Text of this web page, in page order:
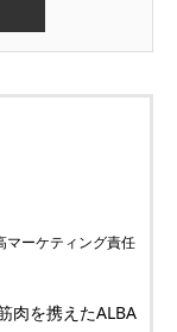
マーケティング責任
肉を携えたALBA